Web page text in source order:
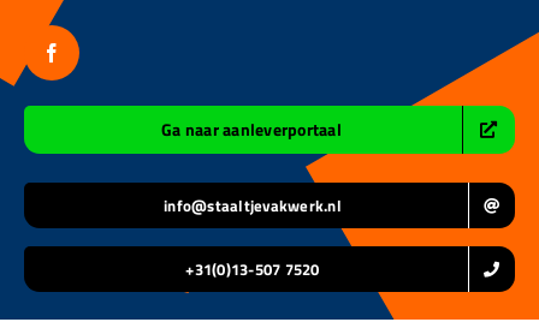
inhoud
Ga naar aanleverportaal
info@staaltjevakwerk.nl
+31(0)13-507 7520